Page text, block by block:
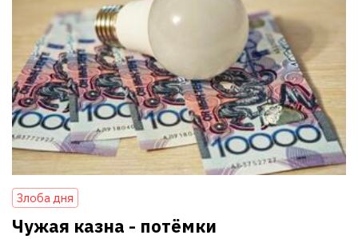
Злоба дня
Чужая казна - потёмки